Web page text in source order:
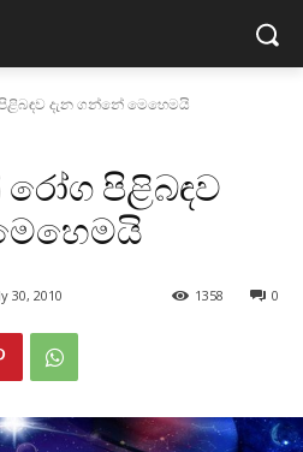
දැන ගන්නේ මෙහෙමයි
පිළිබඳව
30, 2010 0
1358